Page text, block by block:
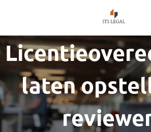
de
hoofdinhoud
laten